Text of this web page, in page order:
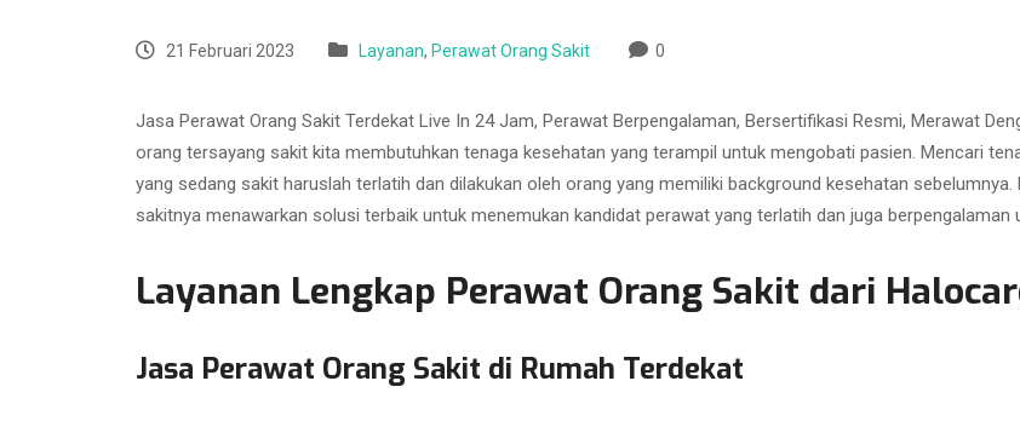
21 Februari 2023 Layanan, Perawat Orang Sakit 0
Jasa Perawat Orang Sakit Terdekat Live In 24 Jam, Perawat Berpengalaman, Bersertifikasi Resmi, Merawat
orang tersayang sakit kita membutuhkan tenaga kesehatan yang terampil untuk mengobati pasien. Mencari
yang sedang sakit haruslah terlatih dan dilakukan oleh orang yang memiliki background kesehatan
sakitnya menawarkan solusi terbaik untuk menemukan kandidat perawat yang terlatih dan juga
Layanan Lengkap Perawat Orang Sakit dari
Jasa Perawat Orang Sakit di Rumah Terdekat